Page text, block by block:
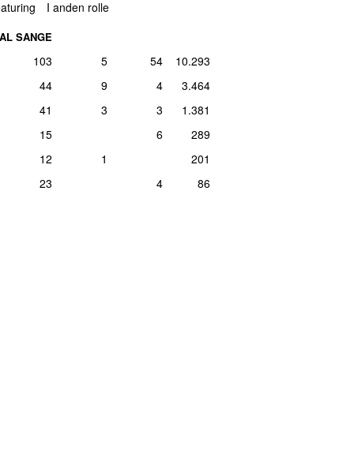
2024 I anden rolle
SANGE
103 5 54
10.293
44 9 4
3.464
41 3 3
1.381
15 6
289
12 1
201
23 4 86